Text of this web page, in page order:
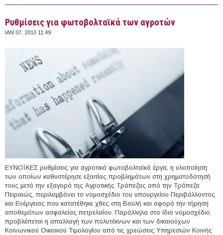
ετήσιου προγράμματος εργασίας για επιχορηγήσεις στο
το 2013
Ρυθμίσεις για φωτοβολταϊκά των αγροτών
ΙΑΝ 07, 2013 11:49
ΕΥΝΟΪΚΕΣ ρυθμίσεις για αγροτικά φωτοβολταϊκά έργα, η υλοποίηση
των οποίων καθυστέρησε εξαιτίας προβλημάτων στη χρηματοδότησή
τους μετά την εξαγορά της Αγροτικής Τράπεζας από την Τράπεζα
Πειραιώς, περιλαμβάνει το νομοσχέδιο του υπουργείου Περιβάλλοντος
και Ενέργειας που κατατέθηκε χθες στη Βουλή και αφορά την τήρηση
αποθεμάτων ασφαλείας πετρελαίου. Παράλληλα στο ίδιο νομοσχέδιο
προβλέπεται η απαλλαγή των πολυτέκνων και των δικαιούχων
Κοινωνικού Οικιακού Τιμολογίου από τις χρεώσεις Υπηρεσιών Κοινής